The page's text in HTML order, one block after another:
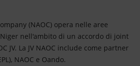
(NAOC) opera nelle aree
nell'ambito di un accordo di joint
JV. La JV NAOC include come partner
NAOC e Oando.